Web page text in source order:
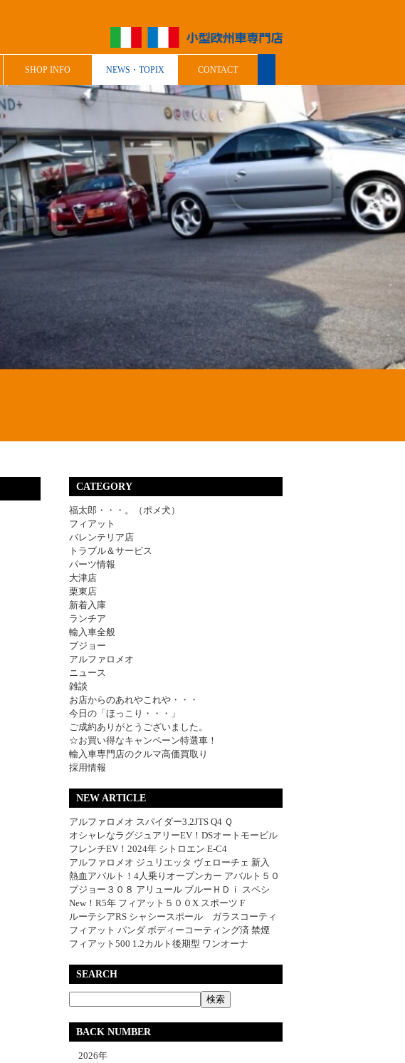
SHOP INFO NEWS・TOPIX CONTACT
CATEGORY
福太郎・・・。（ポメ犬）
フィアット
バレンテリア店
トラブル＆サービス
パーツ情報
大津店
栗東店
新着入庫
ランチア
輸入車全般
プジョー
アルファロメオ
ニュース
雑談
お店からのあれやこれや・・・
今日の「ほっこり・・・」
ご成約ありがとうございました。
☆お買い得なキャンペーン特選車！
輸入車専門店のクルマ高価買取り
採用情報
NEW ARTICLE
アルファロメオ スパイダー3.2JTS Q4 Ｑ
オシャレなラグジュアリーEV！DSオートモービル
フレンチEV！2024年 シトロエン E-C4
アルファロメオ ジュリエッタ ヴェローチェ 新入
熱血アバルト！4人乗りオープンカー アバルト５０
プジョー３０８ アリュール ブルーＨＤｉ スペシ
New！R5年 フィアット５００X スポーツ F
ルーテシアRS シャシースポール ガラスコーティ
フィアット パンダ ボディーコーティング済 禁煙
フィアット500 1.2カルト後期型 ワンオーナ
SEARCH
BACK NUMBER
2026年